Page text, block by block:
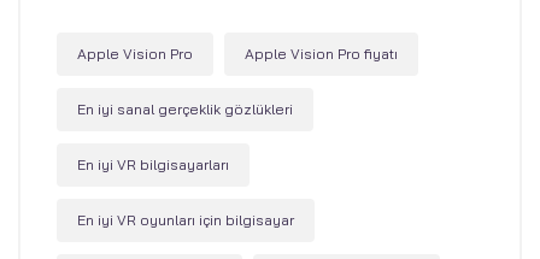
Apple Vision Pro Apple Vision Pro fiyatı
En iyi sanal gerçeklik gözlükleri
En iyi VR bilgisayarları
En iyi VR oyunları için bilgisayar